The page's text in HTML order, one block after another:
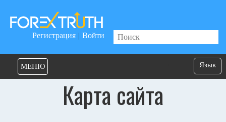
Регистрация | Войти
Язык
МЕНЮ
Карта сайта